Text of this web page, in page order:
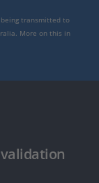
transmitted to
More on this in